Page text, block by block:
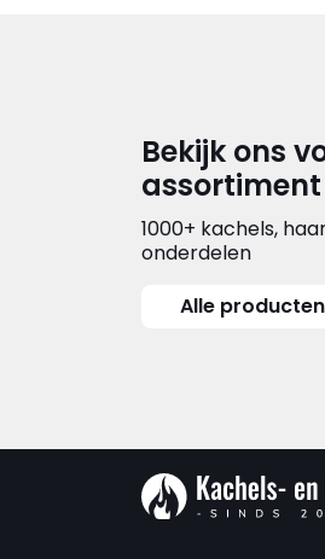
Bekijk ons
assortiment
1000+ kachels,
onderdelen
Alle producten